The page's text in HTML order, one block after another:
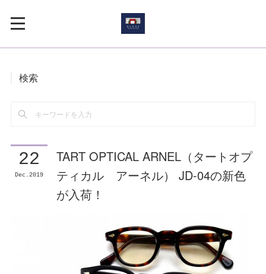
検索
22
Dec 2019
TART OPTICAL ARNEL（タートオプ
ティカル アーネル） JD-04の新色
が入荷！